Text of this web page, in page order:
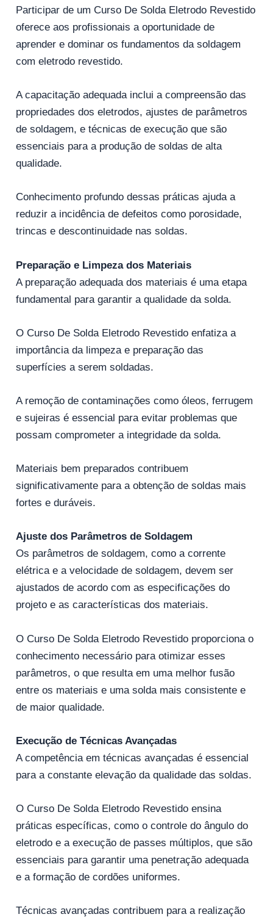
Participar de um Curso De Solda Eletrodo Revestido
oferece aos profissionais a oportunidade de
aprender e dominar os fundamentos da soldagem
com eletrodo revestido.
A capacitação adequada inclui a compreensão das
propriedades dos eletrodos, ajustes de parâmetros
de soldagem, e técnicas de execução que são
essenciais para a produção de soldas de alta
qualidade.
Conhecimento profundo dessas práticas ajuda a
reduzir a incidência de defeitos como porosidade,
trincas e descontinuidade nas soldas.
Preparação e Limpeza dos Materiais
A preparação adequada dos materiais é uma etapa
fundamental para garantir a qualidade da solda.
O Curso De Solda Eletrodo Revestido enfatiza a
importância da limpeza e preparação das
superfícies a serem soldadas.
A remoção de contaminações como óleos, ferrugem
e sujeiras é essencial para evitar problemas que
possam comprometer a integridade da solda.
Materiais bem preparados contribuem
significativamente para a obtenção de soldas mais
fortes e duráveis.
Ajuste dos Parâmetros de Soldagem
Os parâmetros de soldagem, como a corrente
elétrica e a velocidade de soldagem, devem ser
ajustados de acordo com as especificações do
projeto e as características dos materiais.
O Curso De Solda Eletrodo Revestido proporciona o
conhecimento necessário para otimizar esses
parâmetros, o que resulta em uma melhor fusão
entre os materiais e uma solda mais consistente e
de maior qualidade.
Execução de Técnicas Avançadas
A competência em técnicas avançadas é essencial
para a constante elevação da qualidade das soldas.
O Curso De Solda Eletrodo Revestido ensina
práticas específicas, como o controle do ângulo do
eletrodo e a execução de passes múltiplos, que são
essenciais para garantir uma penetração adequada
e a formação de cordões uniformes.
Técnicas avançadas contribuem para a realização